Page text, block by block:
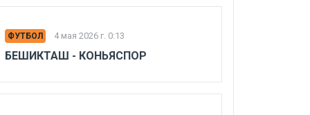
ФУТБОЛ 4 мая 2026 г. 0:13
БЕШИКТАШ - КОНЬЯСПОР